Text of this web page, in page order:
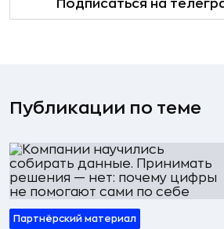
Подписаться на
Публикации по теме
Партнёрский материал